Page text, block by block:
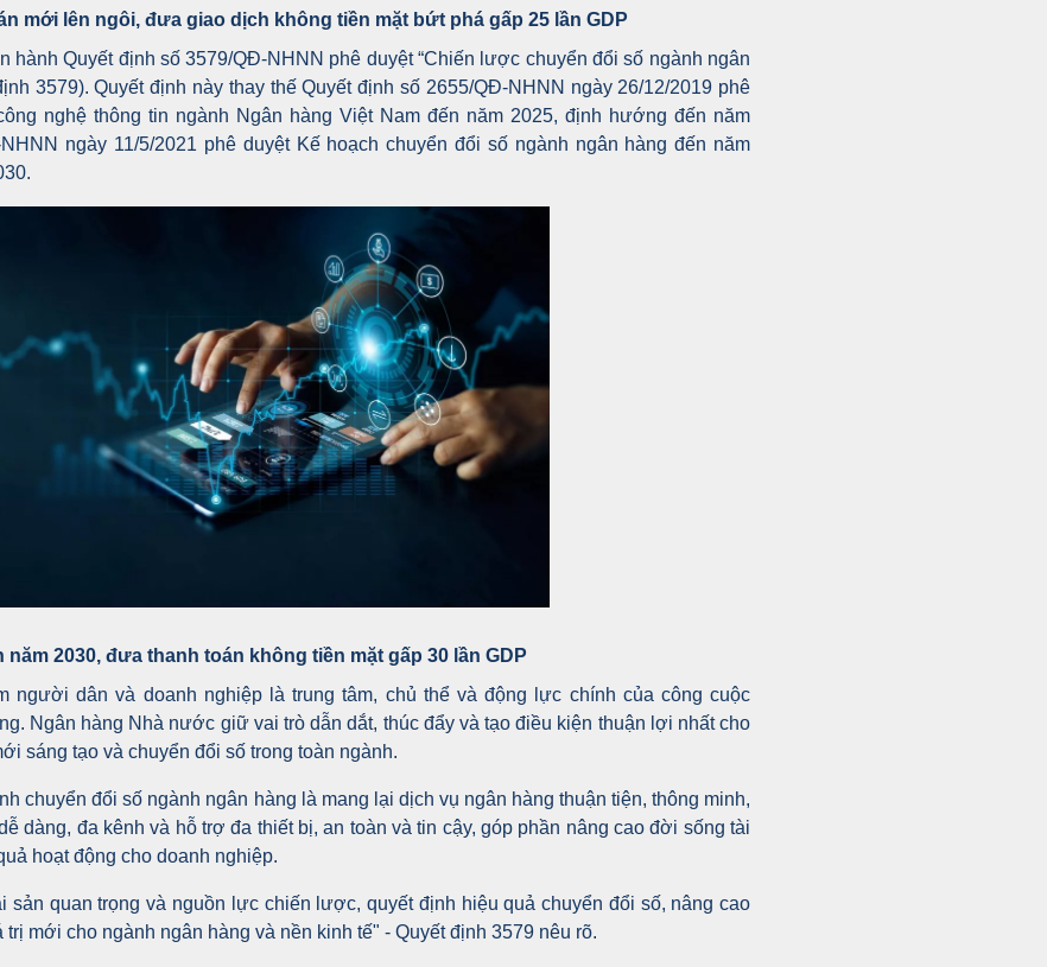
mới lên ngôi, đưa giao dịch không tiền mặt bứt phá gấp 25 lần GDP
hành Quyết định số 3579/QĐ-NHNN phê duyệt “Chiến lược chuyển đổi số ngành ngân
3579). Quyết định này thay thế Quyết định số 2655/QĐ-NHNN ngày 26/12/2019 phê
nghệ thông tin ngành Ngân hàng Việt Nam đến năm 2025, định hướng đến năm
ngày 11/5/2021 phê duyệt Kế hoạch chuyển đổi số ngành ngân hàng đến năm
2030, đưa thanh toán không tiền mặt gấp 30 lần GDP
người dân và doanh nghiệp là trung tâm, chủ thể và động lực chính của công cuộc
Ngân hàng Nhà nước giữ vai trò dẫn dắt, thúc đẩy và tạo điều kiện thuận lợi nhất cho
sáng tạo và chuyển đổi số trong toàn ngành.
chuyển đổi số ngành ngân hàng là mang lại dịch vụ ngân hàng thuận tiện, thông minh,
dàng, đa kênh và hỗ trợ đa thiết bị, an toàn và tin cậy, góp phần nâng cao đời sống tài
hoạt động cho doanh nghiệp.
sản quan trọng và nguồn lực chiến lược, quyết định hiệu quả chuyển đổi số, nâng cao
mới cho ngành ngân hàng và nền kinh tế" - Quyết định 3579 nêu rõ.